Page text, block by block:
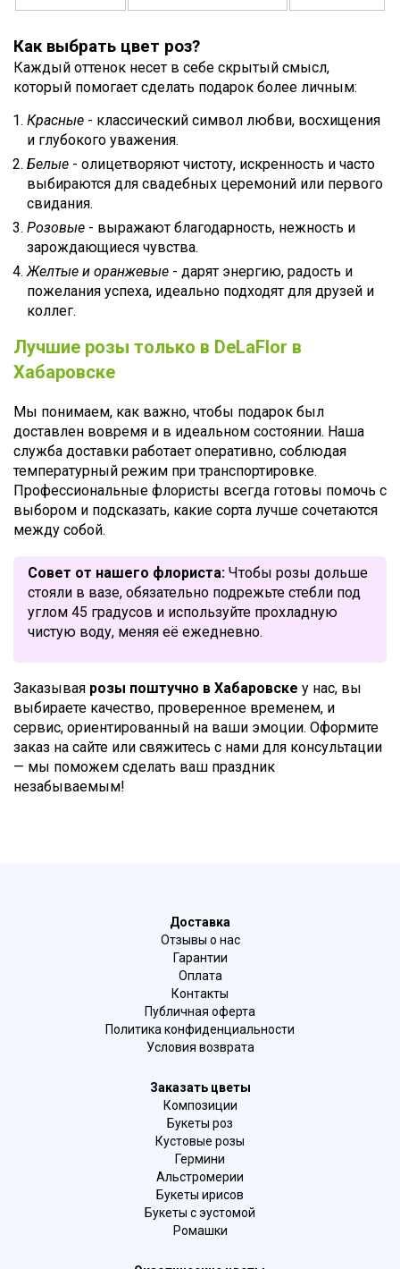
Как выбрать цвет роз?
Каждый оттенок несет в себе скрытый смысл,
который помогает сделать подарок более личным:
Красные - классический символ любви, восхищения
и глубокого уважения.
Белые - олицетворяют чистоту, искренность и часто
выбираются для свадебных церемоний или первого
свидания.
Розовые - выражают благодарность, нежность и
зарождающиеся чувства.
Желтые и оранжевые - дарят энергию, радость и
пожелания успеха, идеально подходят для друзей и
коллег.
Лучшие розы только в DeLaFlor в
Хабаровске
Мы понимаем, как важно, чтобы подарок был
доставлен вовремя и в идеальном состоянии. Наша
служба доставки работает оперативно, соблюдая
температурный режим при транспортировке.
Профессиональные флористы всегда готовы помочь с
выбором и подсказать, какие сорта лучше сочетаются
между собой.
Совет от нашего флориста: Чтобы розы дольше
стояли в вазе, обязательно подрежьте стебли под
углом 45 градусов и используйте прохладную
чистую воду, меняя её ежедневно.
Заказывая розы поштучно в Хабаровске у нас, вы
выбираете качество, проверенное временем, и
сервис, ориентированный на ваши эмоции. Оформите
заказ на сайте или свяжитесь с нами для консультации
— мы поможем сделать ваш праздник
незабываемым!
Доставка
Отзывы о нас
Гарантии
Оплата
Контакты
Публичная оферта
Политика конфиденциальности
Условия возврата
Заказать цветы
Композиции
Букеты роз
Кустовые розы
Гермини
Альстромерии
Букеты ирисов
Букеты с эустомой
Ромашки